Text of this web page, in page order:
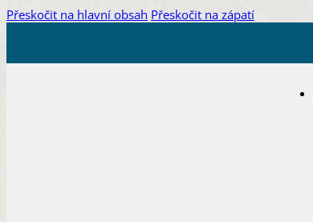
Přeskočit na hlavní obsah Přeskočit na zápatí